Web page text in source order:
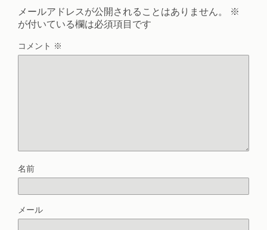
メールアドレスが公開されることはありません。
※
が付いている欄は必須項目です
コメント ※
名前
メール